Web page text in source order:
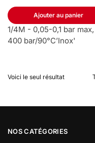
Ajouter au panier
1/4M - 0,05-0,1 bar max,
400 bar/90°C’Inox'
Voici le seul résultat
NOS CATÉGORIES